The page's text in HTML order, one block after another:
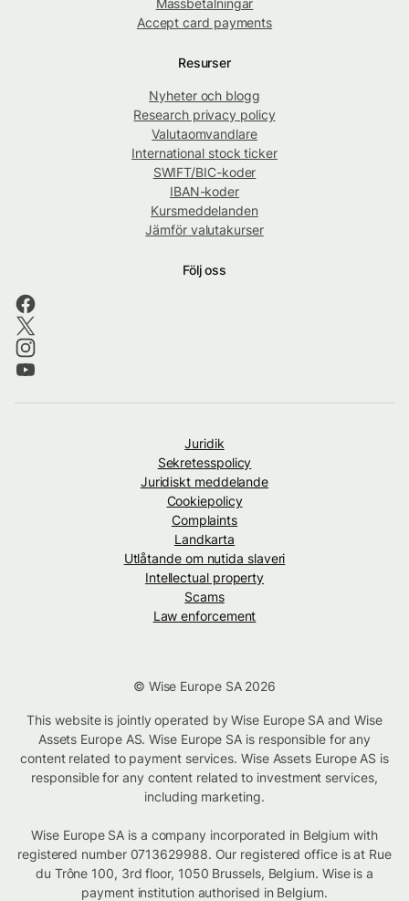
Accept card payments
Resurser
Nyheter och blogg
Research privacy policy
Valutaomvandlare
International stock ticker
SWIFT/BIC-koder
IBAN-koder
Kursmeddelanden
Jämför valutakurser
Följ oss
Juridik
Sekretesspolicy
Juridiskt meddelande
Cookiepolicy
Complaints
Landkarta
Utlåtande om nutida slaveri
Intellectual property
Scams
Law enforcement
© Wise Europe SA 2026
This website is jointly operated by Wise Europe SA and Wise
Assets Europe AS. Wise Europe SA is responsible for any
content related to payment services. Wise Assets Europe AS is
responsible for any content related to investment services,
including marketing.
Wise Europe SA is a company incorporated in Belgium with
registered number 0713629988. Our registered office is at Rue
du Trône 100, 3rd floor, 1050 Brussels, Belgium. Wise is a
payment institution authorised in Belgium.